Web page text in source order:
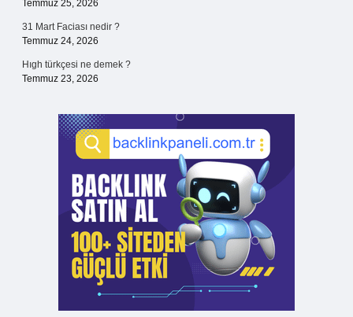
Temmuz 25, 2026
31 Mart Faciası nedir ?
Temmuz 24, 2026
Hıgh türkçesi ne demek ?
Temmuz 23, 2026